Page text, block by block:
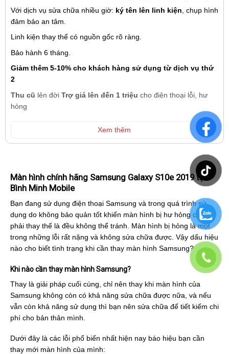
Màn hình chính hãng Samsung Galaxy S10e 2019 tại
Bình Minh Mobile
Bạn đang sử dụng điện thoại Samsung và trong quá trình sử
dụng do không bảo quản tốt khiến màn hình bị hư hỏng cần
phải thay thế là đều không thể tránh. Màn hình bị hỏng là một
trong những lỗi rất nặng và không sửa chữa được. Vậy dấu hiệu
nào cho biết tình trạng khi cần thay màn hình Samsung?
Khi nào cần thay màn hình Samsung?
Thay là giải pháp cuối cùng, chỉ nên thay khi màn hình của
Samsung không còn có khả năng sửa chữa được nữa, và nếu
vẫn còn khả năng sử dụng thì bạn nên sửa chữa để tiết kiếm chi
phí cho bản thân mình.
Dưới đây là các lỗi phổ biến nhất hiện nay báo hiệu bạn cần
thay mới màn hình của mình:
Với dịch vụ sửa chữa nhiều giờ: ký tên lên linh kiện , chụp hình
đảm bảo an tâm.
Linh kiện thay thế có nguồn gốc rõ ràng.
Bảo hành 6 tháng.
Giảm thêm 5-10% cho khách hàng sử dụng từ dịch vụ thứ
2
Thu cũ lên đờiTrợ giá lên đến 1 triệu cho điện thoại lỗi, hư
hỏng
Xem thêm